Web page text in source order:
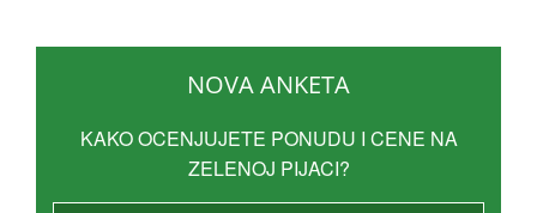
NOVA ANKETA
KAKO OCENJUJETE PONUDU I CENE NA
ZELENOJ PIJACI?